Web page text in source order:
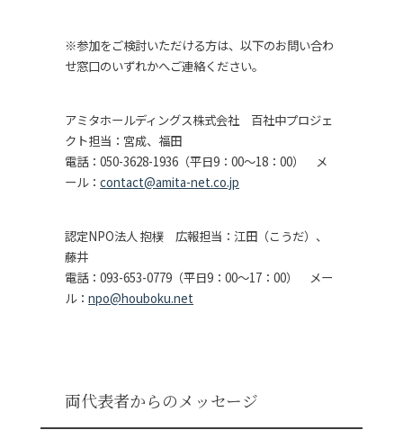
※参加をご検討いただける方は、以下のお問い合わ
せ窓口のいずれかへご連絡ください。
アミタホールディングス株式会社 百社中プロジェ
クト担当：宮成、福田
電話：050-3628-1936（平日9：00～18：00） メ
ール：contact@amita-net.co.jp
認定NPO法人 抱樸 広報担当：江田（こうだ）、
藤井
電話：093-653-0779（平日9：00～17：00） メー
ル：npo@houboku.net
両代表者からのメッセージ